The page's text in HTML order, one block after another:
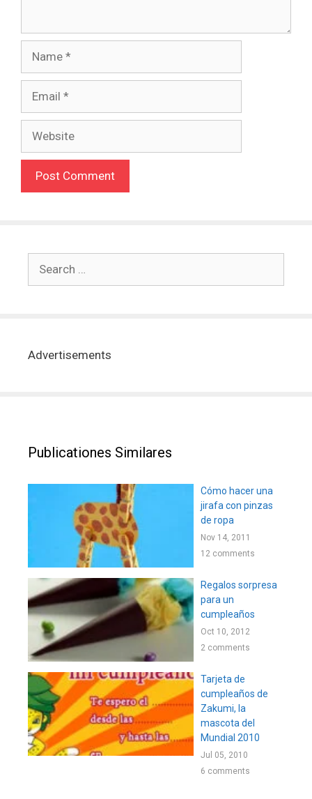
Advertisements
Publicationes Similares
Cómo hacer una
jirafa con pinzas
de ropa
Nov 14, 2011
12 comments
Regalos sorpresa
para un
cumpleaños
Oct 10, 2012
2 comments
Tarjeta de
cumpleaños de
Zakumi, la
mascota del
Mundial 2010
Jul 05, 2010
6 comments